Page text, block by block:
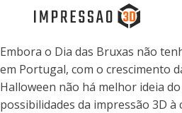
Embora o Dia das Bruxas não
em Portugal, com o crescimento
Halloween não há melhor ideia
possibilidades da impressão 3D à